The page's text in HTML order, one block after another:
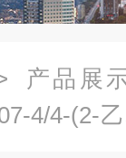
产品展
4/4-(2-